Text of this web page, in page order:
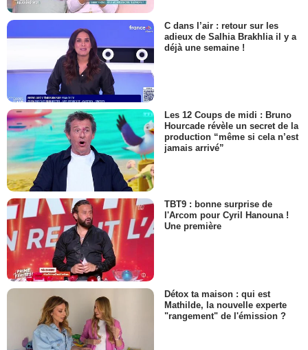
C dans l’air : retour sur les
adieux de Salhia Brakhlia il y a
déjà une semaine !
Les 12 Coups de midi : Bruno
Hourcade révèle un secret de la
production “même si cela n’est
jamais arrivé”
TBT9 : bonne surprise de
l'Arcom pour Cyril Hanouna !
Une première
Détox ta maison : qui est
Mathilde, la nouvelle experte
"rangement" de l'émission ?